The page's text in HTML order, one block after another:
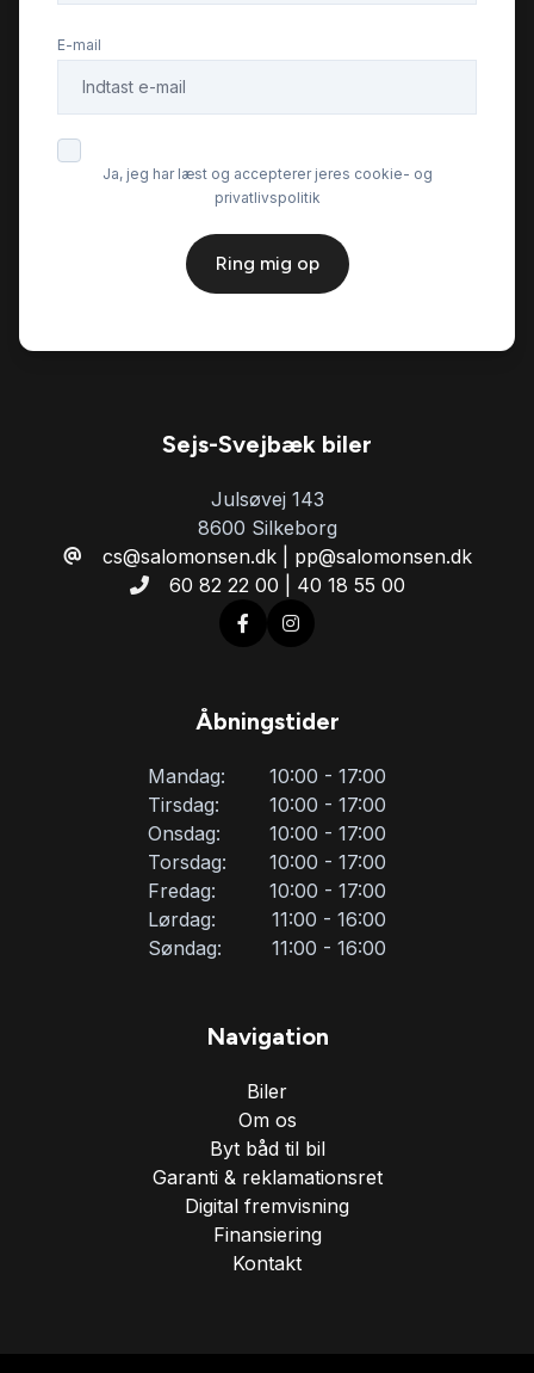
Isofix
Kamera 360 grader
Musikstreaming via bluetooth
Parkeringssensor bagved
Parkeringssensor foran
Ratgearskifte
Skiltegenkendelse
Tagræling
E-mail
Ja, jeg har læst og accepterer jeres cookie- og
privatlivspolitik
Ring mig op
Sejs-Svejbæk biler
Julsøvej 143
8600 Silkeborg
cs@salomonsen.dk | pp@salomonsen.dk
60 82 22 00 | 40 18 55 00
Åbningstider
Mandag:
10:00 - 17:00
Tirsdag:
10:00 - 17:00
Onsdag:
10:00 - 17:00
Torsdag:
10:00 - 17:00
Fredag:
10:00 - 17:00
Lørdag:
11:00 - 16:00
Søndag:
11:00 - 16:00
Navigation
Biler
Om os
Byt båd til bil
Garanti & reklamationsret
Digital fremvisning
Finansiering
Kontakt